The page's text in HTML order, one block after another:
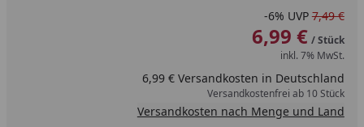
-6% UVP 7,49 €
6,99 € / Stück
inkl. 7% MwSt.
6,99 € Versandkosten in Deutschland
Versandkostenfrei ab 10 Stück
Versandkosten nach Menge und Land